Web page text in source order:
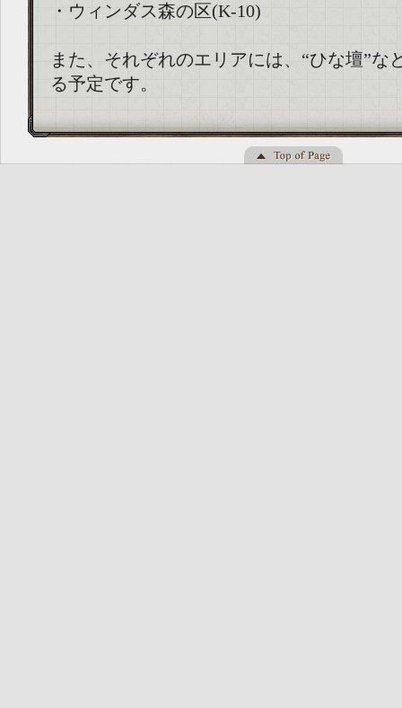
・ウィンダス森の区(K-10)
また、それぞれのエリアには、“ひな壇”な
る予定です。